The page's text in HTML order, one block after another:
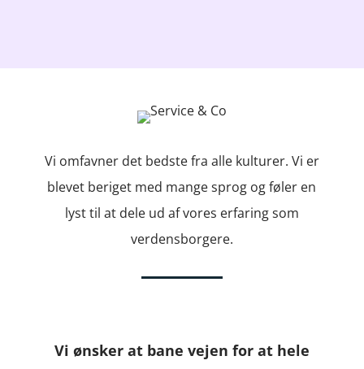
Vi omfavner det bedste fra alle kulturer. Vi er
blevet beriget med mange sprog og føler en
lyst til at dele ud af vores erfaring som
verdensborgere.
Vi ønsker at bane vejen for at hele